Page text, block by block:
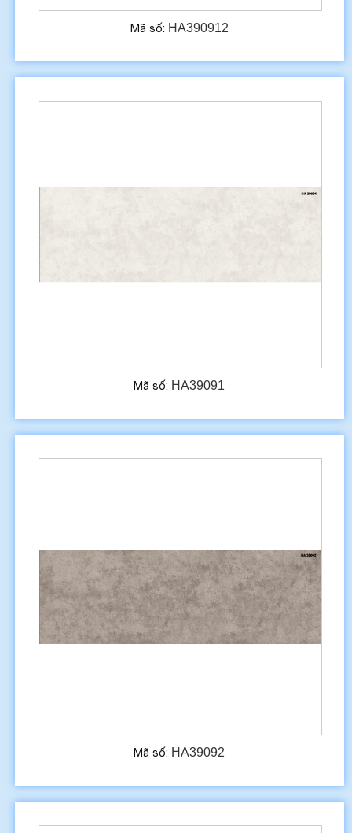
Mã số: HA390912
Mã số: HA39091
Mã số: HA39092